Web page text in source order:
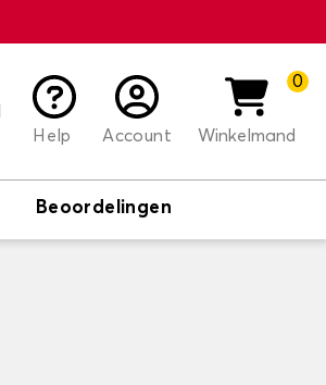
Help
Account
0
Winkelmand
Beoordelingen